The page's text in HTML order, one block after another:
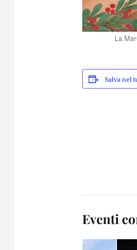
La
Salva nel
Eventi